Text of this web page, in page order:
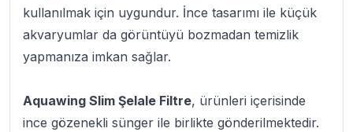
kullanılmak için uygundur. İnce tasarımı ile küçük
akvaryumlar da görüntüyü bozmadan temizlik
yapmanıza imkan sağlar.
Aquawing Slim Şelale Filtre, ürünleri içerisinde
ince gözenekli sünger ile birlikte gönderilmektedir.